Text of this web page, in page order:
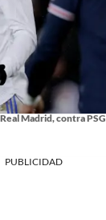
Madrid, contra PSG
PUBLICIDAD